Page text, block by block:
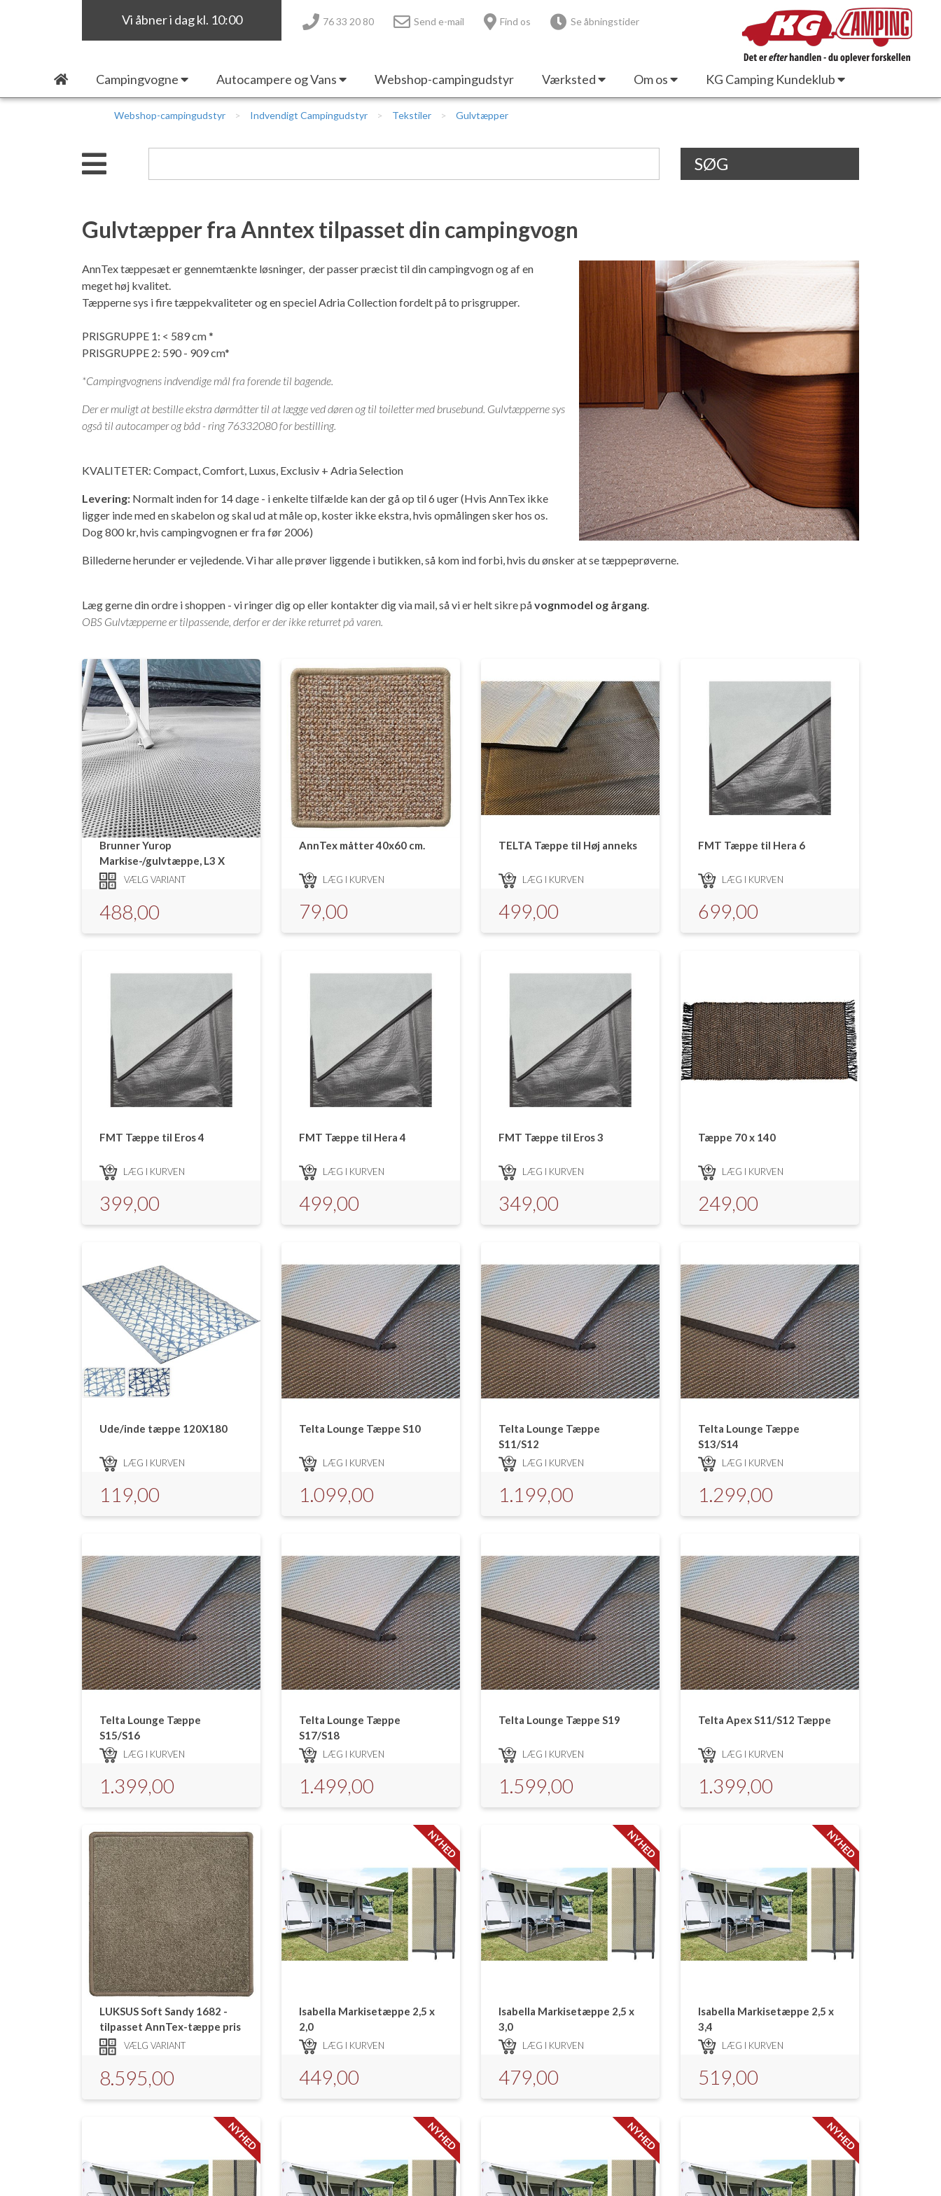
Vi åbner i dag kl. 10:00 76 33 20 80 Send e-mail Find os Se åbningstider
Campingvogne Autocampere og Vans Webshop-campingudstyr Værksted Om os KG Camping Kundeklub
Webshop-campingudstyr Indvendigt Campingudstyr Tekstiler Gulvtæpper
SØG
Gulvtæpper fra Anntex tilpasset din campingvogn
AnnTex tæppesæt er gennemtænkte løsninger, der passer præcist til din campingvogn og af en
meget høj kvalitet.
Tæpperne sys i fire tæppekvaliteter og en speciel Adria Collection fordelt på to prisgrupper.
PRISGRUPPE 1: < 589 cm *
PRISGRUPPE 2: 590 - 909 cm*
*Campingvognens indvendige mål fra forende til bagende.
Der er muligt at bestille ekstra dørmåtter til at lægge ved døren og til toiletter med brusebund. Gulvtæpperne sys
også til autocamper og båd - ring 76332080 for bestilling.
KVALITETER: Compact, Comfort, Luxus, Exclusiv + Adria Selection
Levering: Normalt inden for 14 dage - i enkelte tilfælde kan der gå op til 6 uger (Hvis AnnTex ikke
ligger inde med en skabelon og skal ud at måle op, koster ikke ekstra, hvis opmålingen sker hos os.
Dog 800 kr, hvis campingvognen er fra før 2006)
Billederne herunder er vejledende. Vi har alle prøver liggende i butikken, så kom ind forbi, hvis du ønsker at se tæppeprøverne.
Læg gerne din ordre i shoppen - vi ringer dig op eller kontakter dig via mail, så vi er helt sikre påvognmodel og årgang.
OBS Gulvtæpperne er tilpassende, derfor er der ikke returret på varen.
Brunner Yurop
Markise-/gulvtæppe, L3 X
2,5meter. Grå
VÆLG VARIANT
488,00
AnnTex måtter 40x60 cm.
LÆG I KURVEN
79,00
TELTA Tæppe til Høj anneks
LÆG I KURVEN
499,00
FMT Tæppe til Hera 6
LÆG I KURVEN
699,00
FMT Tæppe til Eros 4
LÆG I KURVEN
399,00
FMT Tæppe til Hera 4
LÆG I KURVEN
499,00
FMT Tæppe til Eros 3
LÆG I KURVEN
349,00
Tæppe 70 x 140
LÆG I KURVEN
249,00
Ude/inde tæppe 120X180
LÆG I KURVEN
119,00
Telta Lounge Tæppe S10
LÆG I KURVEN
1.099,00
Telta Lounge Tæppe
S11/S12
LÆG I KURVEN
1.199,00
Telta Lounge Tæppe
S13/S14
LÆG I KURVEN
1.299,00
Telta Lounge Tæppe
S15/S16
LÆG I KURVEN
1.399,00
Telta Lounge Tæppe
S17/S18
LÆG I KURVEN
1.499,00
Telta Lounge Tæppe S19
LÆG I KURVEN
1.599,00
Telta Apex S11/S12 Tæppe
LÆG I KURVEN
1.399,00
LUKSUS Soft Sandy 1682 -
tilpasset AnnTex-tæppe pris
fra
VÆLG VARIANT
8.595,00
Isabella Markisetæppe 2,5 x
2,0
LÆG I KURVEN
449,00
NYHED
Isabella Markisetæppe 2,5 x
3,0
LÆG I KURVEN
479,00
NYHED
Isabella Markisetæppe 2,5 x
3,4
LÆG I KURVEN
519,00
NYHED
NYHED NYHED NYHED NYHED